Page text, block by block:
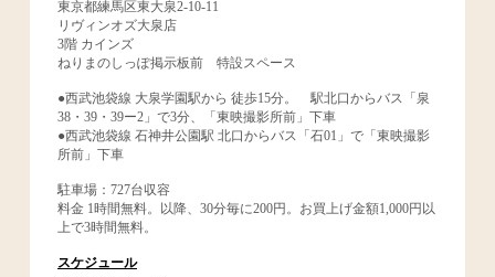
東京都練馬区東大泉2-10-11
リヴィンオズ大泉店
3階 カインズ
ねりまのしっぽ掲示板前 特設スペース
●西武池袋線 大泉学園駅から 徒歩15分。 駅北口からバス「泉
38・39・39ー2」で3分、「東映撮影所前」下車
●西武池袋線 石神井公園駅 北口からバス「石01」で「東映撮影
所前」下車
駐車場：727台収容
料金 1時間無料。以降、30分毎に200円。お買上げ金額1,000円以
上で3時間無料。
スケジュール